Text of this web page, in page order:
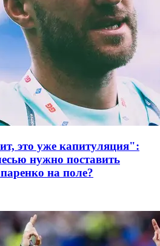
это уже капитуляция":
нужно поставить
на поле?